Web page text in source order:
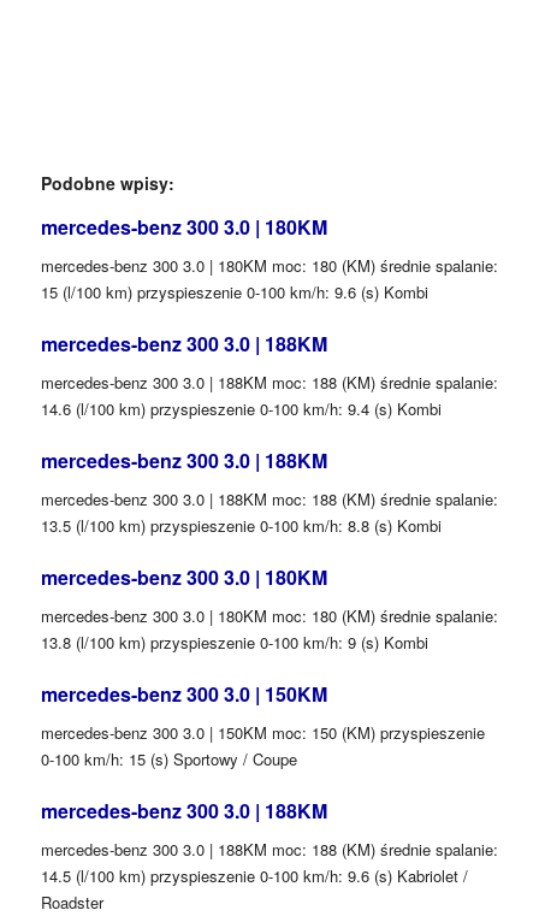
Podobne wpisy:
mercedes-benz 300 3.0 | 180KM
mercedes-benz 300 3.0 | 180KM moc: 180 (KM) średnie spalanie:
15 (l/100 km) przyspieszenie 0-100 km/h: 9.6 (s) Kombi
mercedes-benz 300 3.0 | 188KM
mercedes-benz 300 3.0 | 188KM moc: 188 (KM) średnie spalanie:
14.6 (l/100 km) przyspieszenie 0-100 km/h: 9.4 (s) Kombi
mercedes-benz 300 3.0 | 188KM
mercedes-benz 300 3.0 | 188KM moc: 188 (KM) średnie spalanie:
13.5 (l/100 km) przyspieszenie 0-100 km/h: 8.8 (s) Kombi
mercedes-benz 300 3.0 | 180KM
mercedes-benz 300 3.0 | 180KM moc: 180 (KM) średnie spalanie:
13.8 (l/100 km) przyspieszenie 0-100 km/h: 9 (s) Kombi
mercedes-benz 300 3.0 | 150KM
mercedes-benz 300 3.0 | 150KM moc: 150 (KM) przyspieszenie
0-100 km/h: 15 (s) Sportowy / Coupe
mercedes-benz 300 3.0 | 188KM
mercedes-benz 300 3.0 | 188KM moc: 188 (KM) średnie spalanie:
14.5 (l/100 km) przyspieszenie 0-100 km/h: 9.6 (s) Kabriolet /
Roadster